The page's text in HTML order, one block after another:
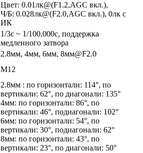
Цвет: 0.01лк@(F1.2,AGC вкл.),
Ч/Б: 0.028лк@(F2.0,AGC вкл.), 0лк с
ИК
1/3с ~ 1/100,000с, поддержка
медленного затвора
2.8мм, 4мм, 6мм, 8мм@F2.0
М12
2.8мм : по горизонтали: 114°, по
вертикали: 62°, по диагонали: 135°
4мм: по горизонтали: 86°, по
вертикали: 46°, подиагонали: 102°
6мм: по горизонтали: 54°, по
вертикали: 30°, подиагонали: 62°
8мм: по горизонтали: 43°, по
вертикали: 23°, по диагонали: 50°